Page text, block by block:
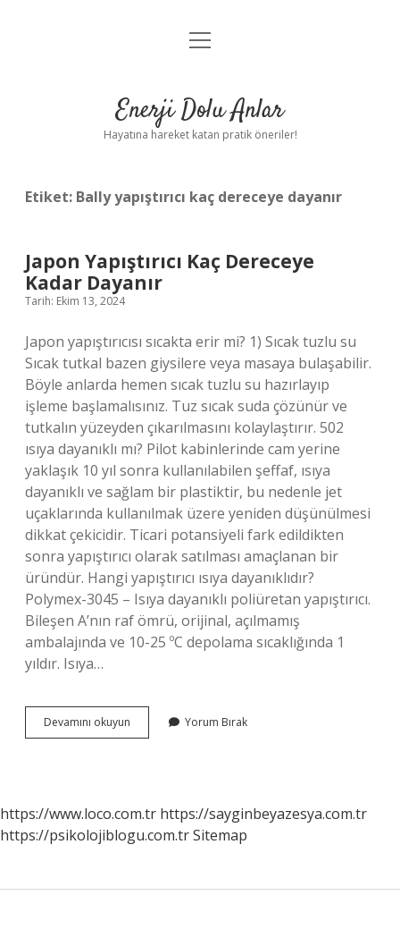
Anasayfa
Yasal Uyarı
menüyü
Enerji Dolu Anlar
Hayatına hareket katan pratik öneriler!
Etiket: Bally yapıştırıcı kaç dereceye dayanır
Japon Yapıştırıcı Kaç Dereceye
Kadar Dayanır
Tarih: Ekim 13, 2024
Japon yapıştırıcısı sıcakta erir mi? 1) Sıcak tuzlu su
Sıcak tutkal bazen giysilere veya masaya bulaşabilir.
Böyle anlarda hemen sıcak tuzlu su hazırlayıp
işleme başlamalısınız. Tuz sıcak suda çözünür ve
tutkalın yüzeyden çıkarılmasını kolaylaştırır. 502
ısıya dayanıklı mı? Pilot kabinlerinde cam yerine
yaklaşık 10 yıl sonra kullanılabilen şeffaf, ısıya
dayanıklı ve sağlam bir plastiktir, bu nedenle jet
uçaklarında kullanılmak üzere yeniden düşünülmesi
dikkat çekicidir. Ticari potansiyeli fark edildikten
sonra yapıştırıcı olarak satılması amaçlanan bir
üründür. Hangi yapıştırıcı ısıya dayanıklıdır?
Polymex-3045 – Isıya dayanıklı poliüretan yapıştırıcı.
Bileşen A’nın raf ömrü, orijinal, açılmamış
ambalajında ​​ve 10-25 ºC depolama sıcaklığında 1
yıldır. Isıya…
Devamını okuyun
Yapıştırıcı
Yorum Bırak
https://www.loco.com.tr https://sayginbeyazesya.com.tr
https://psikolojiblogu.com.trSitemap